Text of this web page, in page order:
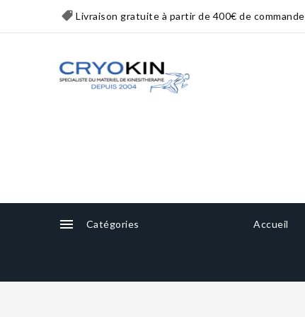
Livraison gratuite à partir de 400€ de commande
 Catégories Accueil